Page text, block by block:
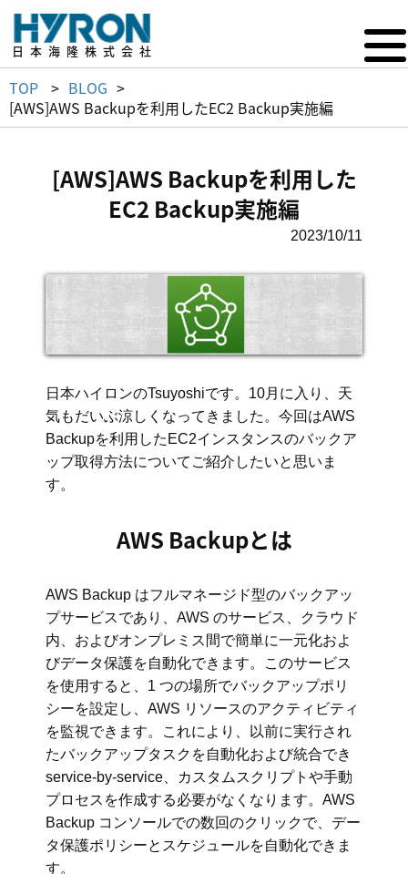
日本海隆株式会社
TOP
BLOG
[AWS]AWS Backupを利用したEC2 Backup実施編
[AWS]AWS Backupを利用した
EC2 Backup実施編
2023/10/11
日本ハイロンのTsuyoshiです。10月に入り、天
気もだいぶ涼しくなってきました。今回はAWS
Backupを利用したEC2インスタンスのバックア
ップ取得方法についてご紹介したいと思いま
す。
AWS Backupとは
AWS Backup はフルマネージド型のバックアッ
プサービスであり、AWS のサービス、クラウド
内、およびオンプレミス間で簡単に一元化およ
びデータ保護を自動化できます。このサービス
を使用すると、1 つの場所でバックアップポリ
シーを設定し、AWS リソースのアクティビティ
を監視できます。これにより、以前に実行され
たバックアップタスクを自動化および統合でき
service-by-service、カスタムスクリプトや手動
プロセスを作成する必要がなくなります。AWS
Backup コンソールでの数回のクリックで、デー
タ保護ポリシーとスケジュールを自動化できま
す。